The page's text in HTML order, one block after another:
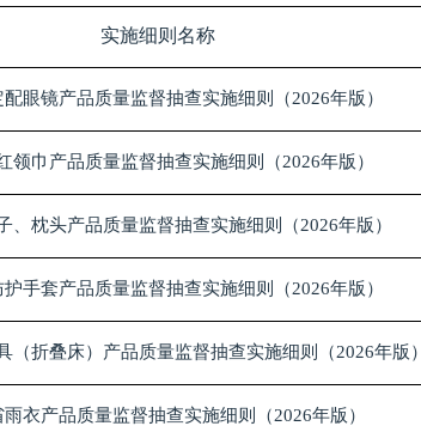
实施细则名称
眼镜产品质量监督抽查实施细则（2026年版）
领巾产品质量监督抽查实施细则（2026年版）
、枕头产品质量监督抽查实施细则（2026年版）
手套产品质量监督抽查实施细则（2026年版）
（折叠床）产品质量监督抽查实施细则（2026年版）
雨衣产品质量监督抽查实施细则（2026年版）